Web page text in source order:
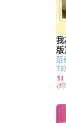
范
Til）